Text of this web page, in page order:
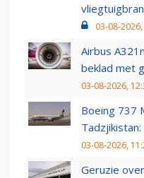
03-08-2026,
Airbus
beklad met
03-08-2026,
Boeing 737
03-08-2026,
Geruzie